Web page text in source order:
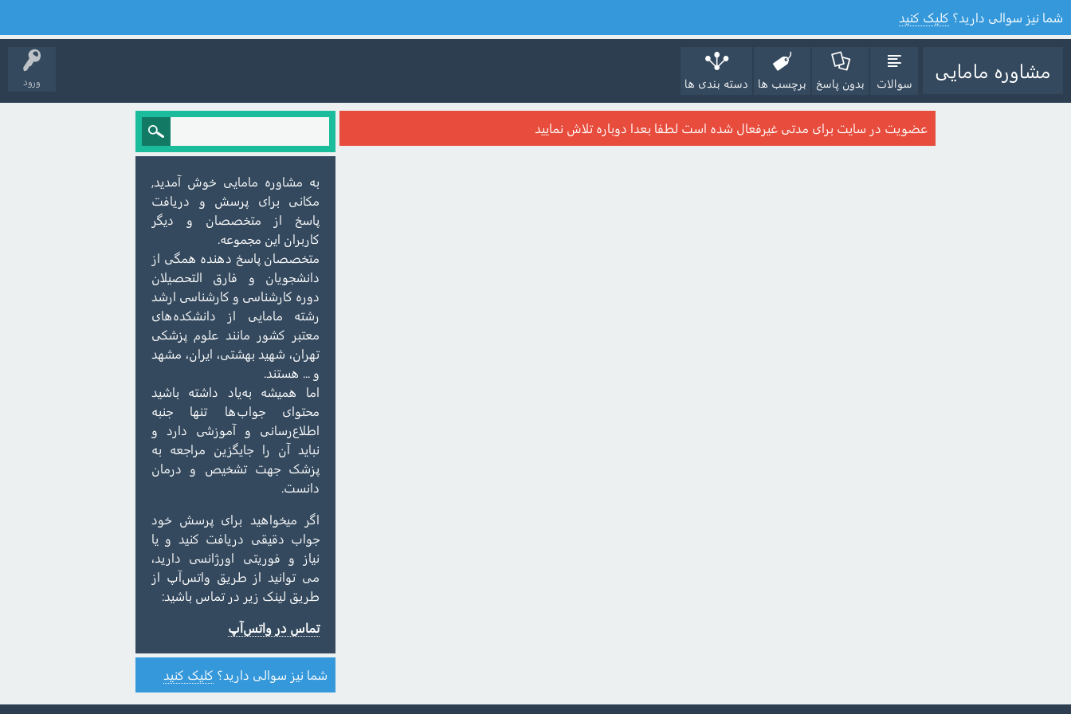
شما نیز سوالی دارید؟ کلیک کنید
ورود مشاوره مامایی
سوالات بدون پاسخ برچسب ها دسته بندی ها
عضویت در سایت برای مدتی غیرفعال شده است لطفا بعدا دوباره تلاش نمایید
به مشاوره مامایی خوش آمدید,
مکانی برای پرسش و دریافت
پاسخ از متخصصان و دیگر
کاربران این مجموعه.
متخصصان پاسخ دهنده همگی از
دانشجویان و فارق التحصیلان
دوره کارشناسی و کارشناسی ارشد
رشته مامایی از دانشکده‌های
معتبر کشور مانند علوم پزشکی
تهران، شهید بهشتی، ایران، مشهد
و ... هستند.
اما همیشه به‌یاد داشته باشید
محتوای جواب‌ها تنها جنبه
اطلاع‌رسانی و آموزشی دارد و
نباید آن را جایگزین مراجعه به
پزشک جهت تشخیص و درمان
دانست.
اگر میخواهید برای پرسش خود
جواب دقیقی دریافت کنید و یا
نیاز و فوریتی اورژانسی دارید،
می توانید از طریق واتس‌آپ از
طریق لینک زیر در تماس باشید:
تماس در واتس‌آپ
شما نیز سوالی دارید؟ کلیک کنید